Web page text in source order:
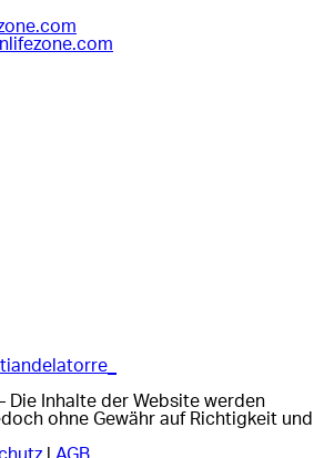
Die Inhalte der Website werden
ohne Gewähr auf Richtigkeit und